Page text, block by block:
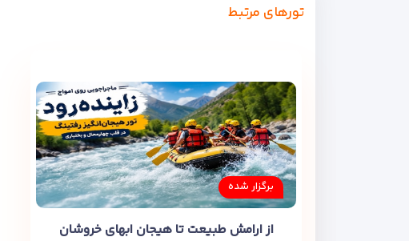
تورهای مرتبط
برگزار شده
از ارامش طبیعت تا هیجان ابهای خروشان